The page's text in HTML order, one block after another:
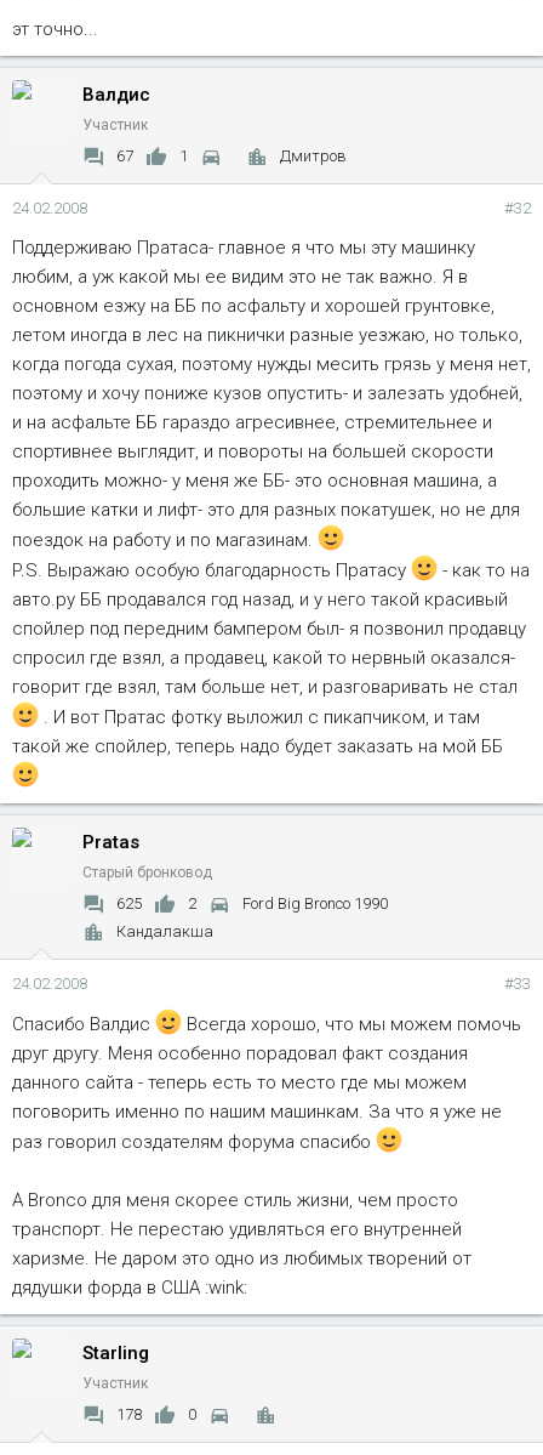
эт точно...
Валдис
Участник
67 1 Дмитров
24.02.2008 #32
Поддерживаю Пратаса- главное я что мы эту машинку
любим, а уж какой мы ее видим это не так важно. Я в
основном езжу на ББ по асфальту и хорошей грунтовке,
летом иногда в лес на пикнички разные уезжаю, но только,
когда погода сухая, поэтому нужды месить грязь у меня нет,
поэтому и хочу пониже кузов опустить- и залезать удобней,
и на асфальте ББ гараздо агресивнее, стремительнее и
спортивнее выглядит, и повороты на большей скорости
проходить можно- у меня же ББ- это основная машина, а
большие катки и лифт- это для разных покатушек, но не для
поездок на работу и по магазинам.
P.S. Выражаю особую благодарность Пратасу
- как то на
авто.ру ББ продавался год назад, и у него такой красивый
спойлер под передним бампером был- я позвонил продавцу
спросил где взял, а продавец, какой то нервный оказался-
говорит где взял, там больше нет, и разговаривать не стал
. И вот Пратас фотку выложил с пикапчиком, и там
такой же спойлер, теперь надо будет заказать на мой ББ
Pratas
Старый бронковод
625 2
Ford Big Bronco 1990
Кандалакша
24.02.2008 #33
Спасибо Валдис
Всегда хорошо, что мы можем помочь
друг другу. Меня особенно порадовал факт создания
данного сайта - теперь есть то место где мы можем
поговорить именно по нашим машинкам. За что я уже не
раз говорил создателям форума спасибо
А Bronco для меня скорее стиль жизни, чем просто
транспорт. Не перестаю удивляться его внутренней
харизме. Не даром это одно из любимых творений от
дядушки форда в США :wink:
Starling
Участник
178 0